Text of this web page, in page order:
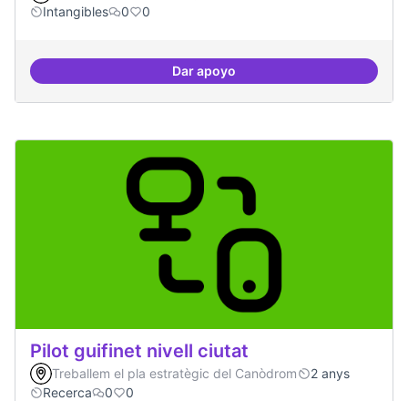
Intangibles 0 0
Dar apoyoExperiments delirants que ho
Pilot guifinet nivell ciutat
Treballem el pla estratègic del Canòdrom
2 anys
Recerca
0 0